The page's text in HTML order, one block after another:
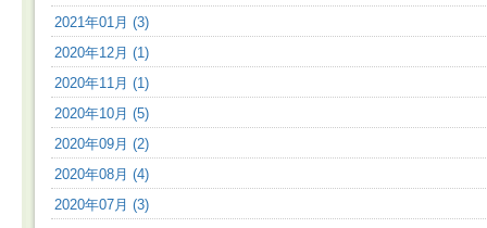
2021年01月 (3)
2020年12月 (1)
2020年11月 (1)
2020年10月 (5)
2020年09月 (2)
2020年08月 (4)
2020年07月 (3)